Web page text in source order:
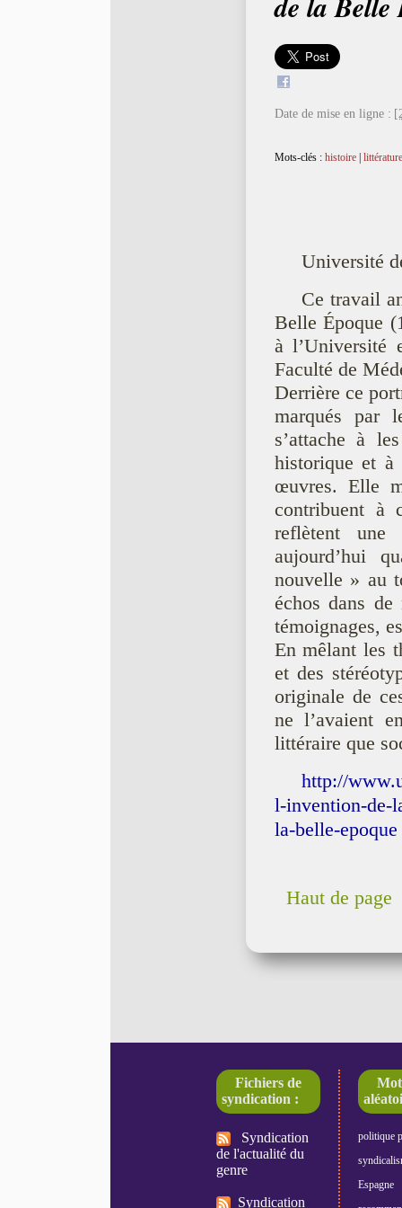
Date de mise en ligne :
Mots-clés : histoire| littérature
Université
Ce travail
Belle Époque
à l’Université
Faculté de
Derrière ce
marqués par
s’attache à
historique et
œuvres. Elle
contribuent à
reflètent une
aujourd’hui
nouvelle » au
échos dans de
témoignages,
En mêlant les
et des
originale de
ne l’avaient
littéraire que
http://
l-invention-de-
la-belle-epoque
Haut de page
Fichiers de
syndication :
Syndication
de l'actualité du
genre
Syndication
politique
Espagne